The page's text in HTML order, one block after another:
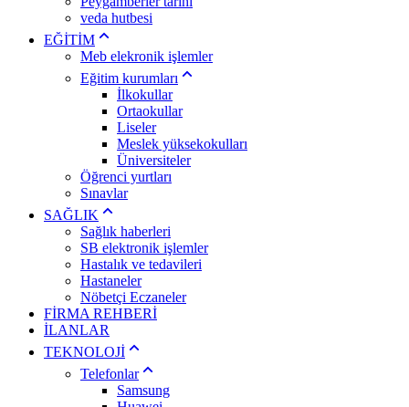
veda hutbesi
EĞİTİM
Meb elekronik işlemler
Eğitim kurumları
İlkokullar
Ortaokullar
Liseler
Meslek yüksekokulları
Üniversiteler
Öğrenci yurtları
Sınavlar
SAĞLIK
Sağlık haberleri
SB elektronik işlemler
Hastalık ve tedavileri
Hastaneler
Nöbetçi Eczaneler
FİRMA REHBERİ
İLANLAR
TEKNOLOJİ
Telefonlar
Samsung